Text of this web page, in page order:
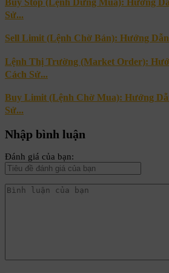
Sử...
Sell Limit (Lệnh Chờ Bán): Hướng
Lệnh Thị Trường (Market Order):
Cách Sử...
Buy Limit (Lệnh Chờ Mua): Hướng
Sử...
Nhập bình luận
Đánh giá của bạn: